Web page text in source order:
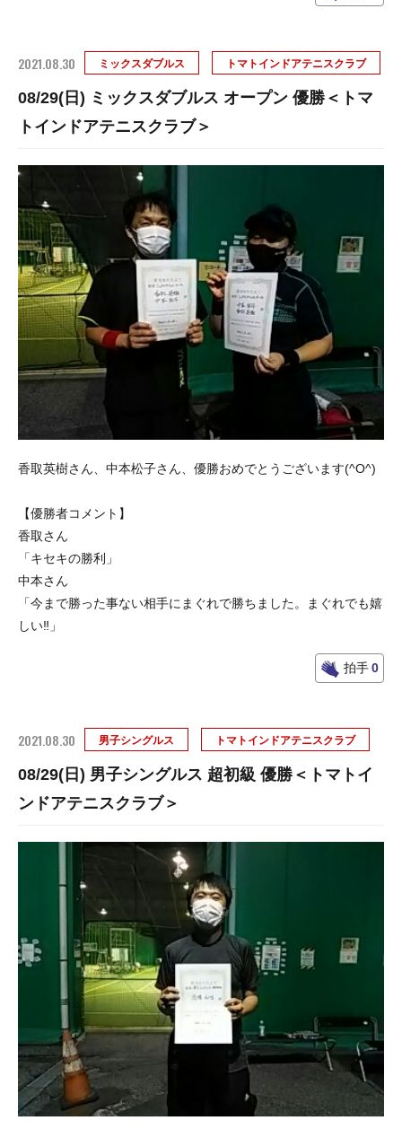
2021.08.30 ミックスダブルス トマトインドアテニスクラブ
08/29(日) ミックスダブルス オープン 優勝＜トマ
トインドアテニスクラブ＞
香取英樹さん、中本松子さん、優勝おめでとうございます(^O^)
【優勝者コメント】
香取さん
「キセキの勝利」
中本さん
「今まで勝った事ない相手にまぐれで勝ちました。まぐれでも嬉
しい‼」
拍手0
2021.08.30 男子シングルス トマトインドアテニスクラブ
08/29(日) 男子シングルス 超初級 優勝＜トマトイ
ンドアテニスクラブ＞